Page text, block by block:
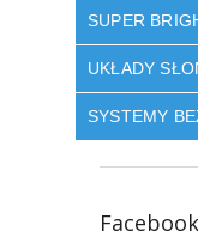
SUPER
UKŁADY
SYSTEMY
Facebook